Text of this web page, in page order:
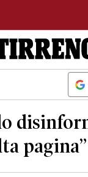
pagina”